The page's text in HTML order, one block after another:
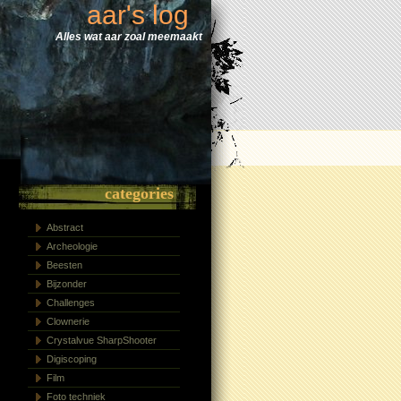
aar's log
Alles wat aar zoal meemaakt
categories
Abstract
Archeologie
Beesten
Bijzonder
Challenges
Clownerie
Crystalvue SharpShooter
Digiscoping
Film
Foto techniek